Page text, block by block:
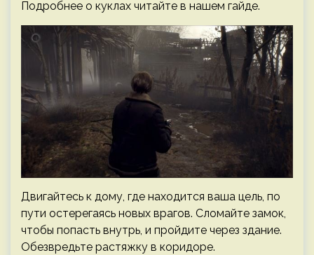
Подробнее о куклах читайте в нашем гайде.
Двигайтесь к дому, где находится ваша цель, по
пути остерегаясь новых врагов. Сломайте замок,
чтобы попасть внутрь, и пройдите через здание.
Обезвредьте растяжку в ​​коридоре.